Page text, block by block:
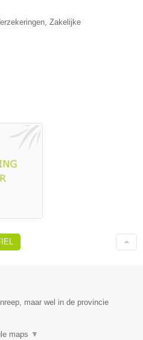
Zakelijke
maar wel in de provincie
maps ▼